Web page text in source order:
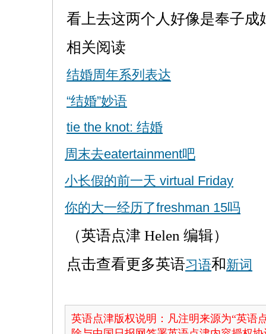
看上去这两个人好像是奉子成
相关阅读
结婚周年系列表达
“结婚”妙语
tie the knot: 结婚
周末去eatertainment吧
小长假的前一天 virtual Friday
你的大一经历了freshman 15吗
（英语点津 Helen 编辑）
点击查看更多英语习语和新词
英语点津版权说明：凡注明来源为“英语